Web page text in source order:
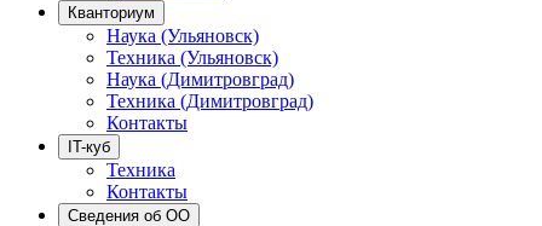
Кванториум
Наука (Ульяновск)
Техника (Ульяновск)
Наука (Димитровград)
Техника (Димитровград)
Контакты
IT-куб
Техника
Контакты
Сведения об ОО